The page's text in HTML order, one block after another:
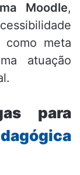
Moodle,
meta
atuação
para